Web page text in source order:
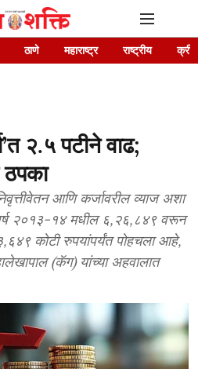
ठाणे महाराष्ट्र राष्ट्रीय
२.५ पटीने वाढ;
ठपका
आणि कर्जावरील व्याज अशा
२०१३-१४ मधील ६,२६,८४९ वरून
कोटी रुपयांपर्यंत पोहचला आहे,
(कॅग) यांच्या अहवालात